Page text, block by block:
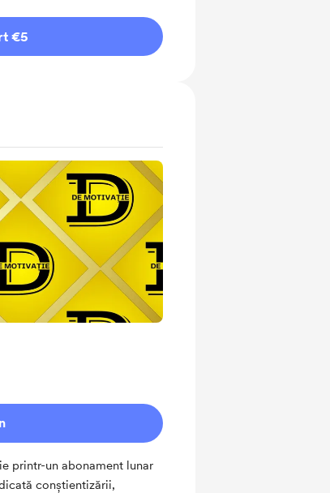
€5
printr-un abonament lunar
conștientizării,